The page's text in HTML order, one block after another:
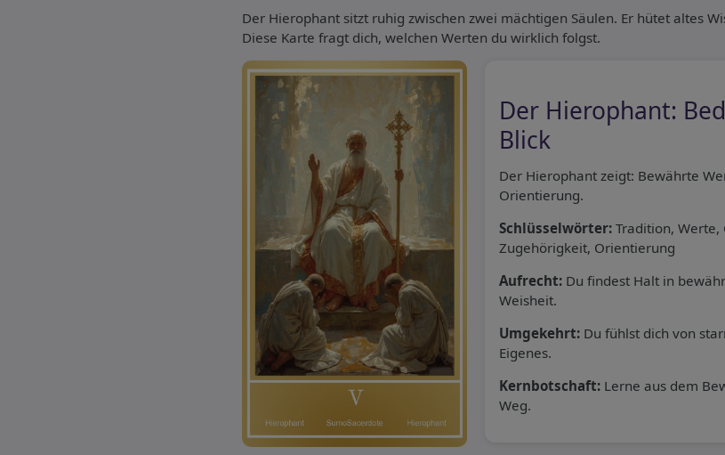
Der Hierophant sitzt ruhig zwischen zwei mächtigen Säulen. Er hütet altes
Diese Karte fragt dich, welchen Werten du wirklich folgst.
Der Hierophant:
Blick
Der Hierophant zeigt: Bewährte
Orientierung.
Schlüsselwörter: Tradition, Werte,
Zugehörigkeit, Orientierung
Aufrecht: Du findest Halt in
Weisheit.
Umgekehrt: Du fühlst dich von
Eigenes.
Kernbotschaft: Lerne aus dem
Weg.